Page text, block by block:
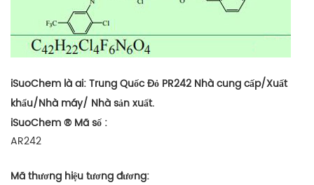
iSuoChem là ai:Trung Quốc Đỏ PR242 Nhà cung cấp/Xuất
khẩu/Nhà máy/ Nhà sản xuất.
iSuoChem® Mã số :
AR242
Mã thương hiệu tương đương: